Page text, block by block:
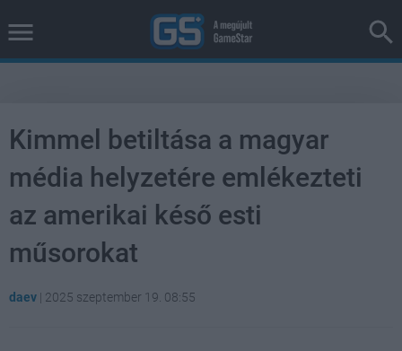
Kimmel betiltása a magyar
média helyzetére emlékezteti
az amerikai késő esti
műsorokat
daev | 2025 szeptember 19. 08:55